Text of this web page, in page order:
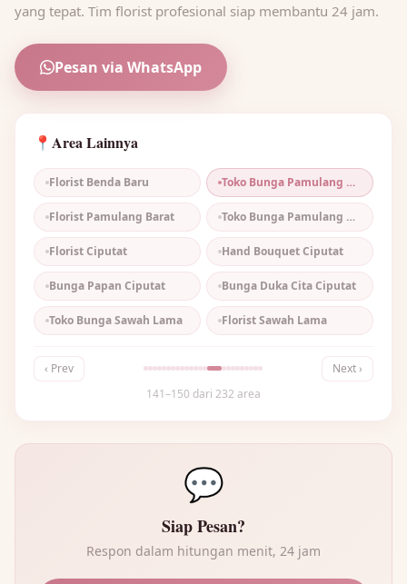
🌸
yang tepat. Tim florist profesional siap membantu 24 jam.
Pesan via WhatsApp
📍 Area Lainnya
Florist Benda Baru Toko Bunga Pamulang Barat
Florist Pamulang Barat Toko Bunga Pamulang Murah
Florist Ciputat Hand Bouquet Ciputat
Bunga Papan Ciputat Bunga Duka Cita Ciputat
Toko Bunga Sawah Lama Florist Sawah Lama
‹ Prev
Next ›
141–150 dari 232 area
💬
Siap Pesan?
Respon dalam hitungan menit, 24 jam